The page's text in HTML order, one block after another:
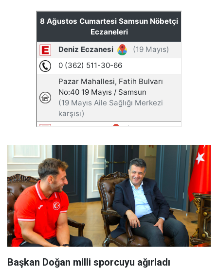
Başkan Doğan milli sporcuyu ağırladı